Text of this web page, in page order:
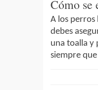
Cómo se
A los perros
debes
una toalla y
siempre